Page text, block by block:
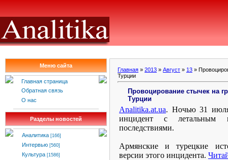
Меню сайта
Главная страница
Обратная связь
О нас
Разделы новостей
Аналитика [166]
Интервью [560]
Культура [1586]
Главная » 2013 » Август » 13 »
Турции
Провоцирование стычек на
Турции
Analitika.at.ua. Ночью 31 июля
инцидент с летальным
последствиями.
Армянские и турецкие
версии этого инцидента.